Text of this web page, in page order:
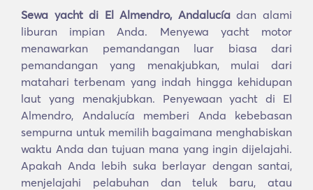
Sewa yacht di El Almendro, Andalucíadan alami
liburan impian Anda. Menyewa yacht motor
menawarkan pemandangan luar biasa dari
pemandangan yang menakjubkan, mulai dari
matahari terbenam yang indah hingga kehidupan
laut yang menakjubkan. Penyewaan yacht di El
Almendro, Andalucía memberi Anda kebebasan
sempurna untuk memilih bagaimana menghabiskan
waktu Anda dan tujuan mana yang ingin dijelajahi.
Apakah Anda lebih suka berlayar dengan santai,
menjelajahi pelabuhan dan teluk baru, atau